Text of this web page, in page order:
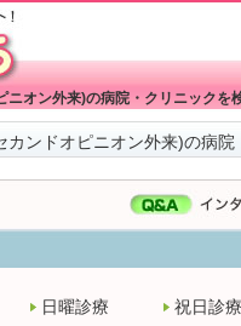
ニオン外来)の病院・クリニックを
カンドオピニオン外来)の病
日曜診療 祝日診療